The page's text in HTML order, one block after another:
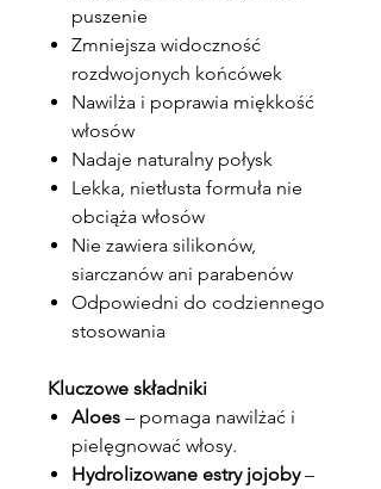
puszenie
Zmniejsza widoczność
rozdwojonych końcówek
Nawilża i poprawia miękkość
włosów
Nadaje naturalny połysk
Lekka, nietłusta formuła nie
obciąża włosów
Nie zawiera silikonów,
siarczanów ani parabenów
Odpowiedni do codziennego
stosowania
Kluczowe składniki
Aloes – pomaga nawilżać i
pielęgnować włosy.
Hydrolizowane estry jojoby–